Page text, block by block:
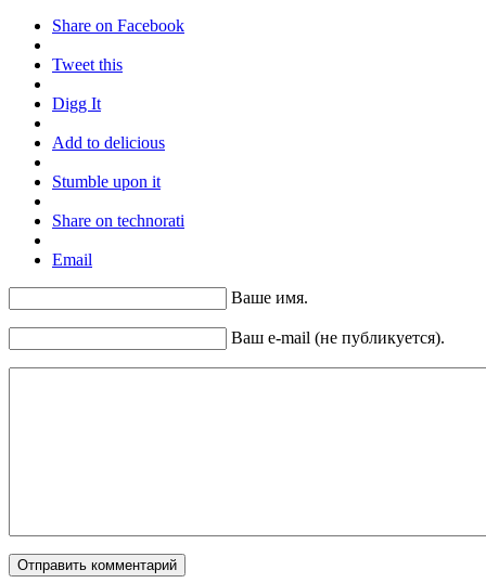
Share on Facebook
Tweet this
Digg It
Add to delicious
Stumble upon it
Share on technorati
Email
Ваше имя.
Ваш e-mail (не публикуется).